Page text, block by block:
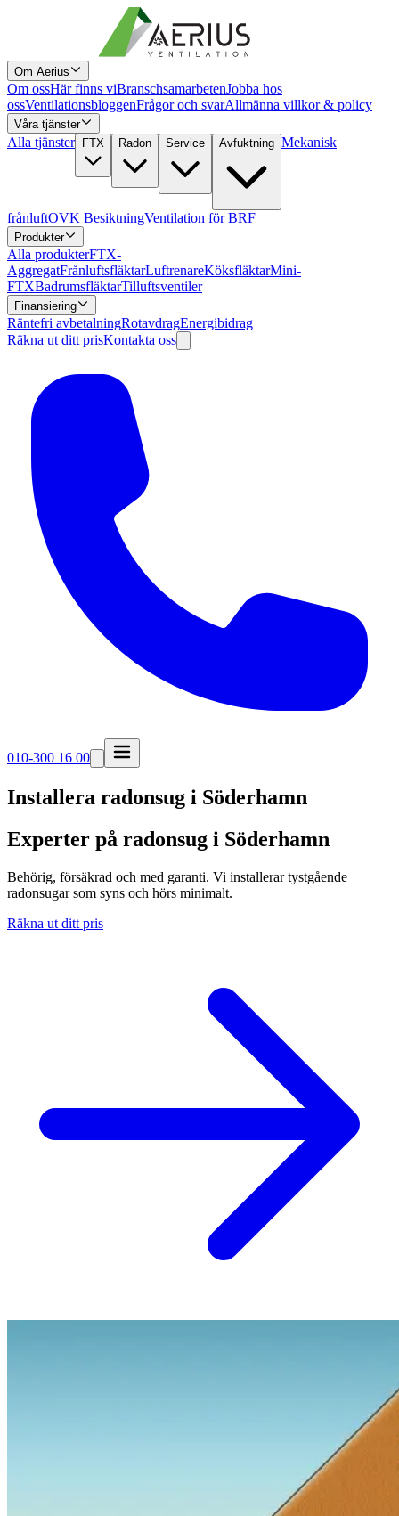
Om Aerius
Om ossHär finns viBranschsamarbetenJobba hos
ossVentilationsbloggenFrågor och svarAllmänna villkor & policy
Våra tjänster
Alla tjänster FTX Radon Service Avfuktning Mekanisk
frånluftOVK BesiktningVentilation för BRF
Produkter
Alla produkterFTX-
AggregatFrånluftsfläktarLuftrenareKöksfläktarMini-
FTXBadrumsfläktarTilluftsventiler
Finansiering
Räntefri avbetalningRotavdragEnergibidrag
Räkna ut ditt prisKontakta oss
010-300 16 00
Installera radonsug i Söderhamn
Experter på radonsug i Söderhamn
Behörig, försäkrad och med garanti. Vi installerar tystgående
radonsugar som syns och hörs minimalt.
Räkna ut ditt pris